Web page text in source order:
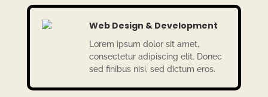
Web Design & Development
Lorem ipsum dolor sit amet,
consecte­tur adipi­scing elit. Donec
sed fini­bus nisi, sed dictum eros.